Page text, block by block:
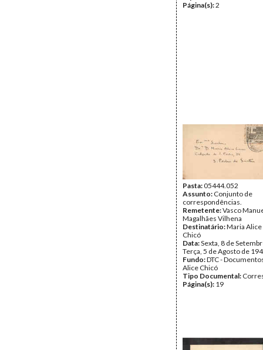
Página(s):2
Pasta:05444.052
Assunto: Conjunto de
correspondências.
Remetente:Vasco
Magalhães Vilhena
Destinatário:Maria Alice
Chicó
Data:Sexta, 8 de
Terça, 5 de Agosto de
Fundo:DTC -
Alice Chicó
Tipo Documental:
Página(s): 19